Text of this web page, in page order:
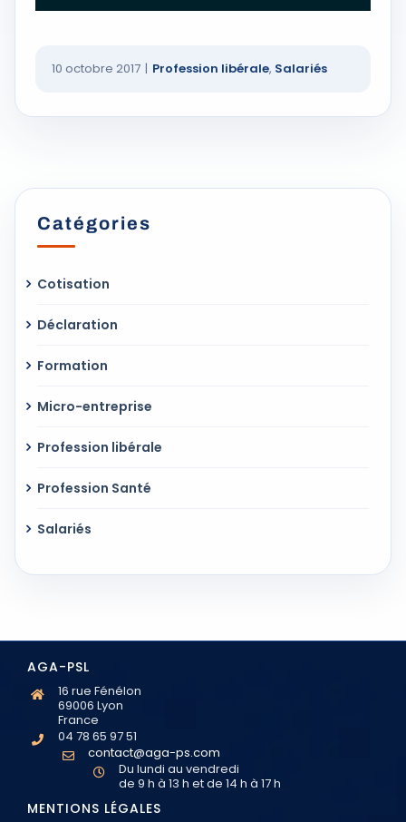
10 octobre 2017 | Profession libérale, Salariés
Catégories
Cotisation
Déclaration
Formation
Micro-entreprise
Profession libérale
Profession Santé
Salariés
AGA-PSL
16 rue Fénélon
69006 Lyon
France
04 78 65 97 51
contact@aga-ps.com
Du lundi au vendredi
de 9 h à 13 h et de 14 h à 17 h
MENTIONS LÉGALES